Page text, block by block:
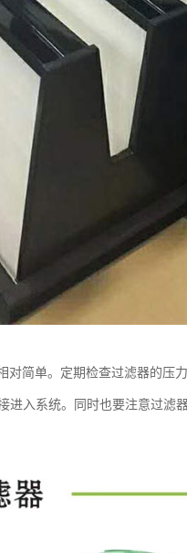
对简单。定期检查过滤器的压
进入系统。同时也要注意过滤